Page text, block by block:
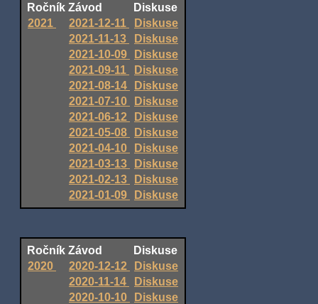
Ročník Závod
Diskuse
2021
2021-12-11
Diskuse
2021-11-13
Diskuse
2021-10-09
Diskuse
2021-09-11
Diskuse
2021-08-14
Diskuse
2021-07-10
Diskuse
2021-06-12
Diskuse
2021-05-08
Diskuse
2021-04-10
Diskuse
2021-03-13
Diskuse
2021-02-13
Diskuse
2021-01-09
Diskuse
Ročník Závod
Diskuse
2020
2020-12-12
Diskuse
2020-11-14
Diskuse
2020-10-10
Diskuse